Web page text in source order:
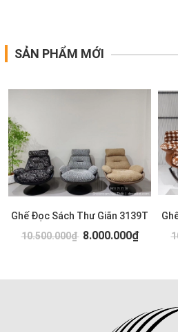
SẢN PHẨM MỚI
Ghế Đọc Sách Thư Giãn 3139T
10.500.000₫ 8.000.000₫